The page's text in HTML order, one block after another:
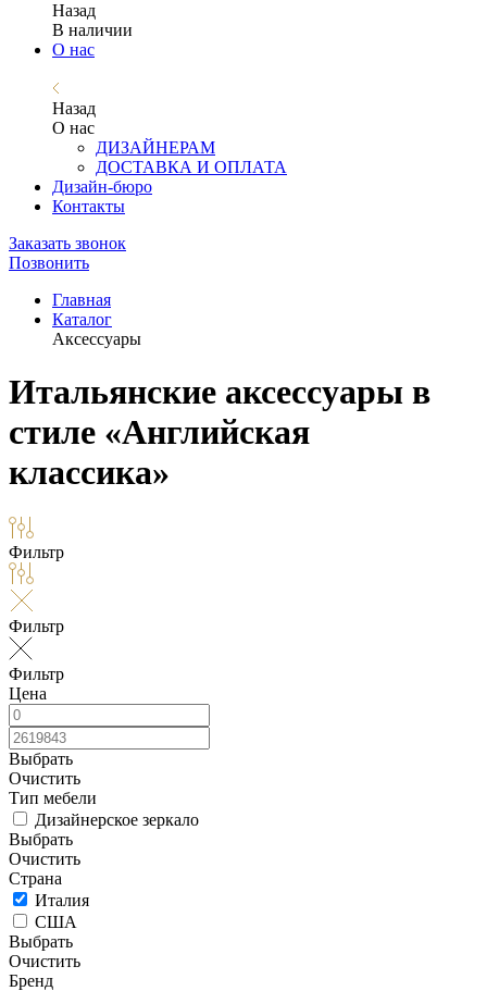
Назад
В наличии
О нас
Назад
О нас
ДИЗАЙНЕРАМ
ДОСТАВКА И ОПЛАТА
Дизайн-бюро
Контакты
Заказать звонок
Позвонить
Главная
Каталог
Аксессуары
Итальянские аксессуары в
стиле «Английская
классика»
Фильтр
Фильтр
Фильтр
Цена
Выбрать
Очистить
Тип мебели
Дизайнерское зеркало
Выбрать
Очистить
Страна
Италия
США
Выбрать
Очистить
Бренд